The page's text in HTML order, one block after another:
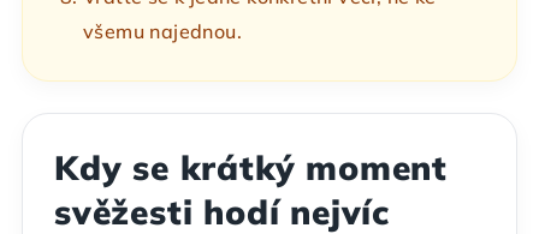
všemu najednou.
Kdy se krátký moment
svěžesti hodí nejvíc